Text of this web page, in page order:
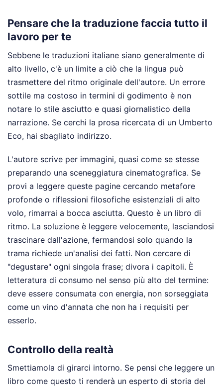
Pensare che la traduzione faccia tutto il
lavoro per te
Sebbene le traduzioni italiane siano generalmente di
alto livello, c'è un limite a ciò che la lingua può
trasmettere del ritmo originale dell'autore. Un errore
sottile ma costoso in termini di godimento è non
notare lo stile asciutto e quasi giornalistico della
narrazione. Se cerchi la prosa ricercata di un Umberto
Eco, hai sbagliato indirizzo.
L'autore scrive per immagini, quasi come se stesse
preparando una sceneggiatura cinematografica. Se
provi a leggere queste pagine cercando metafore
profonde o riflessioni filosofiche esistenziali di alto
volo, rimarrai a bocca asciutta. Questo è un libro di
ritmo. La soluzione è leggere velocemente, lasciandosi
trascinare dall'azione, fermandosi solo quando la
trama richiede un'analisi dei fatti. Non cercare di
"degustare" ogni singola frase; divora i capitoli. È
letteratura di consumo nel senso più alto del termine:
deve essere consumata con energia, non sorseggiata
come un vino d'annata che non ha i requisiti per
esserlo.
Controllo della realtà
Smettiamola di girarci intorno. Se pensi che leggere un
libro come questo ti renderà un esperto di storia del